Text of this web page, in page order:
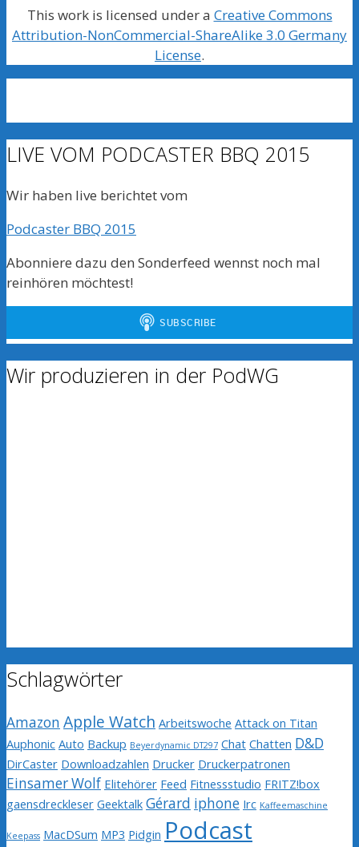
This work is licensed under a Creative Commons
Attribution-NonCommercial-ShareAlike 3.0 Germany
License.
LIVE VOM PODCASTER BBQ 2015
Wir haben live berichtet vom
Podcaster BBQ 2015
Abonniere dazu den Sonderfeed wennst noch mal
reinhören möchtest!
Wir produzieren in der PodWG
Schlagwörter
Amazon Apple Watch Arbeitswoche Attack on Titan
Auphonic Auto Backup Beyerdynamic DT297 Chat Chatten D&D
DirCaster Downloadzahlen Drucker Druckerpatronen
Einsamer Wolf Elitehörer Feed Fitnessstudio FRITZ!box
gaensdreckleser Geektalk Gérard iphone Irc Kaffeemaschine
Keepass MacDSum MP3 Pidgin Podcast